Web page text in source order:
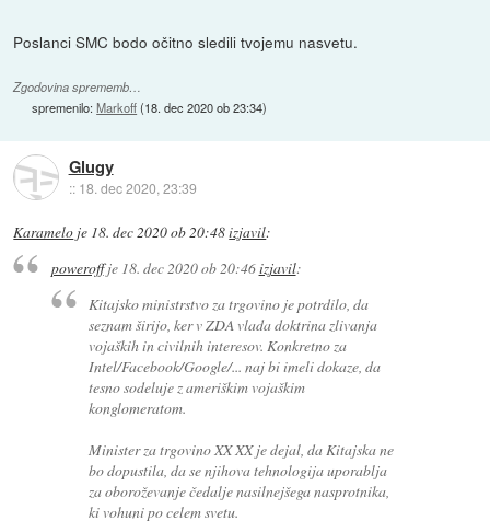
Poslanci SMC bodo očitno sledili tvojemu nasvetu.
Zgodovina sprememb…
spremenilo:Markoff(18. dec 2020 ob 23:34)
Glugy
:: 18. dec 2020, 23:39
Karamelo je 18. dec 2020 ob 20:48izjavil:
poweroffje 18. dec 2020 ob 20:46izjavil:
Kitajsko ministrstvo za trgovino je potrdilo, da
seznam širijo, ker v ZDA vlada doktrina zlivanja
vojaških in civilnih interesov. Konkretno za
Intel/Facebook/Google/... naj bi imeli dokaze, da
tesno sodeluje z ameriškim vojaškim
konglomeratom.
Minister za trgovino XX XX je dejal, da Kitajska ne
bo dopustila, da se njihova tehnologija uporablja
za oboroževanje čedalje nasilnejšega nasprotnika,
ki vohuni po celem svetu.